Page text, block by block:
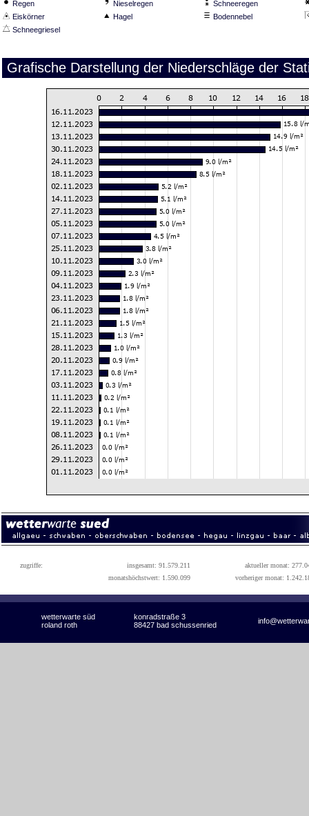
Regen Nieselregen
Schneeregen
Eiskörner
Hagel
Bodennebel
Schneegriesel
Grafische Darstellung der Niederschläge der
zugriffe: insgesamt: 91.579.211
aktueller monat:
monatshöchstwert: 1.590.099
vorheriger monat:
wetterwarte süd konradstraße 3
roland roth 88427 bad schussenried